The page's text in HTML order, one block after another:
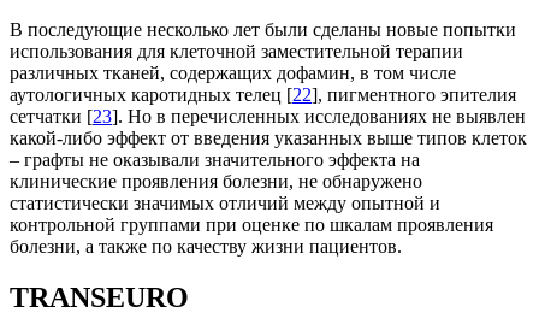
В последующие несколько лет были сделаны новые попытки
использования для клеточной заместительной терапии
различных тканей, содержащих дофамин, в том числе
аутологичных каротидных телец [22], пигментного эпителия
сетчатки [23]. Но в перечисленных исследованиях не выявлен
какой-либо эффект от введения указанных выше типов клеток
– графты не оказывали значительного эффекта на
клинические проявления болезни, не обнаружено
статистически значимых отличий между опытной и
контрольной группами при оценке по шкалам проявления
болезни, а также по качеству жизни пациентов.
TRANSEURO